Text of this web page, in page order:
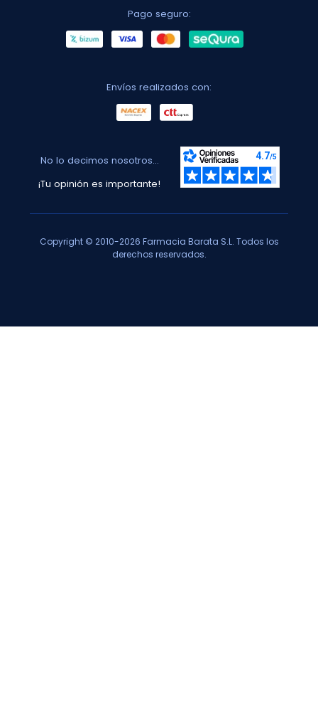
Pago seguro:
Envíos realizados con:
No lo decimos nosotros...
¡Tu opinión es importante!
Copyright © 2010-2026 Farmacia Barata S.L. Todos los
derechos reservados.